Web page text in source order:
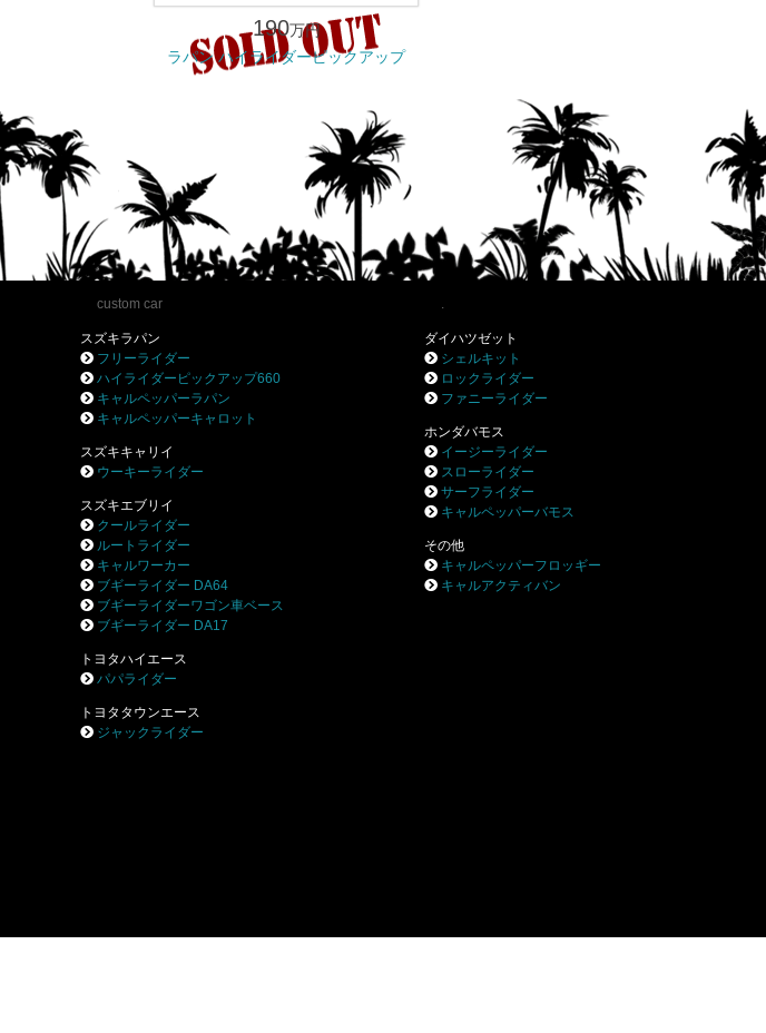
190万円
ラパン ハイライダーピックアップ
custom car
スズキラパン
フリーライダー
ハイライダーピックアップ660
キャルペッパーラパン
キャルペッパーキャロット
スズキキャリイ
ウーキーライダー
スズキエブリイ
クールライダー
ルートライダー
キャルワーカー
ブギーライダー DA64
ブギーライダーワゴン車ベース
ブギーライダー DA17
トヨタハイエース
パパライダー
トヨタタウンエース
ジャックライダー
.
ダイハツゼット
シェルキット
ロックライダー
ファニーライダー
ホンダバモス
イージーライダー
スローライダー
サーフライダー
キャルペッパーバモス
その他
キャルペッパーフロッギー
キャルアクティバン